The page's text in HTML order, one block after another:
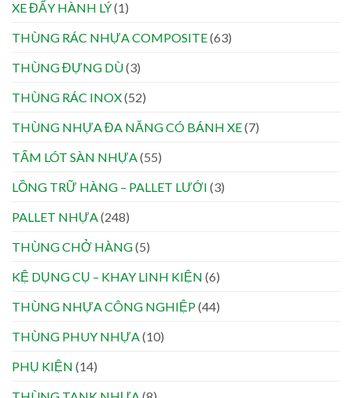
XE ĐẨY HÀNH LÝ(1)
THÙNG RÁC NHỰA COMPOSITE(63)
THÙNG ĐỰNG DÙ(3)
THÙNG RÁC INOX(52)
THÙNG NHỰA ĐA NĂNG CÓ BÁNH XE(7)
TẤM LÓT SÀN NHỰA (55)
LỒNG TRỮ HÀNG – PALLET LƯỚI (3)
PALLET NHỰA (248)
THÙNG CHỞ HÀNG(5)
KỆ DỤNG CỤ – KHAY LINH KIỆN (6)
THÙNG NHỰA CÔNG NGHIỆP(44)
THÙNG PHUY NHỰA (10)
PHỤ KIỆN (14)